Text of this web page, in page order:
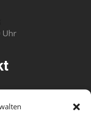
Uhr
30,